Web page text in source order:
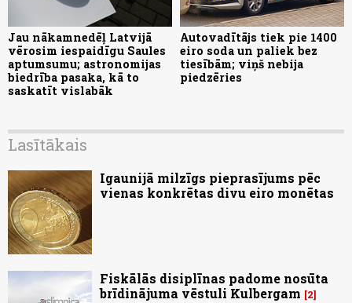
Jau nākamnedēļ Latvijā
vērosim iespaidīgu Saules
aptumsumu; astronomijas
biedrība pasaka, kā to
saskatīt vislabāk
Autovadītājs tiek pie 1400
eiro soda un paliek bez
tiesībām; viņš nebija
piedzēries
Lasītākais
Igaunijā milzīgs pieprasījums pēc
vienas konkrētas divu eiro monētas
Fiskālās disiplīnas padome nosūta
brīdinājuma vēstuli Kulbergam
2